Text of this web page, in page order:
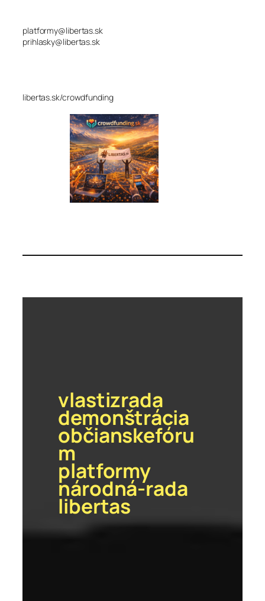
platformy@libertas.sk
prihlasky@libertas.sk
libertas.sk/crowdfunding
vlastizrada
demonštrácia
občianskefóru
m
platformy
národná-rada
libertas